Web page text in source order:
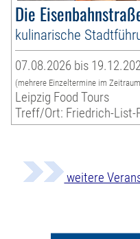
Die
kulinarische
07.08.2026 bis
(mehrere Einzeltermine im
Leipzig Food Tours
Treff/Ort: Friedrich-List-
weitere